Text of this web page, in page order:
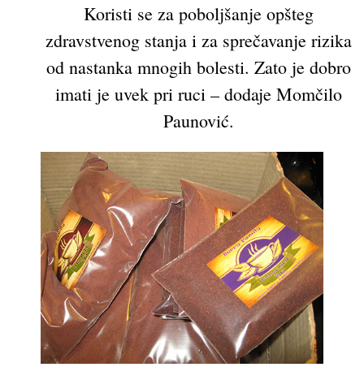
Koristi se za poboljšanje opšteg
zdravstvenog stanja i za sprečavanje rizika
od nastanka mnogih bolesti. Zato je dobro
imati je uvek pri ruci – dodaje Momčilo
Paunović.